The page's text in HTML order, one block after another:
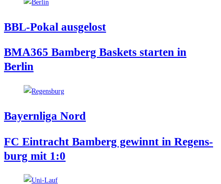
BBL-Pokal aus­ge­lost
BMA365 Bam­berg Bas­kets star­ten in
Berlin
Bay­ern­li­ga Nord
FC Ein­tracht Bam­berg gewinnt in Regens­
burg mit 1:0